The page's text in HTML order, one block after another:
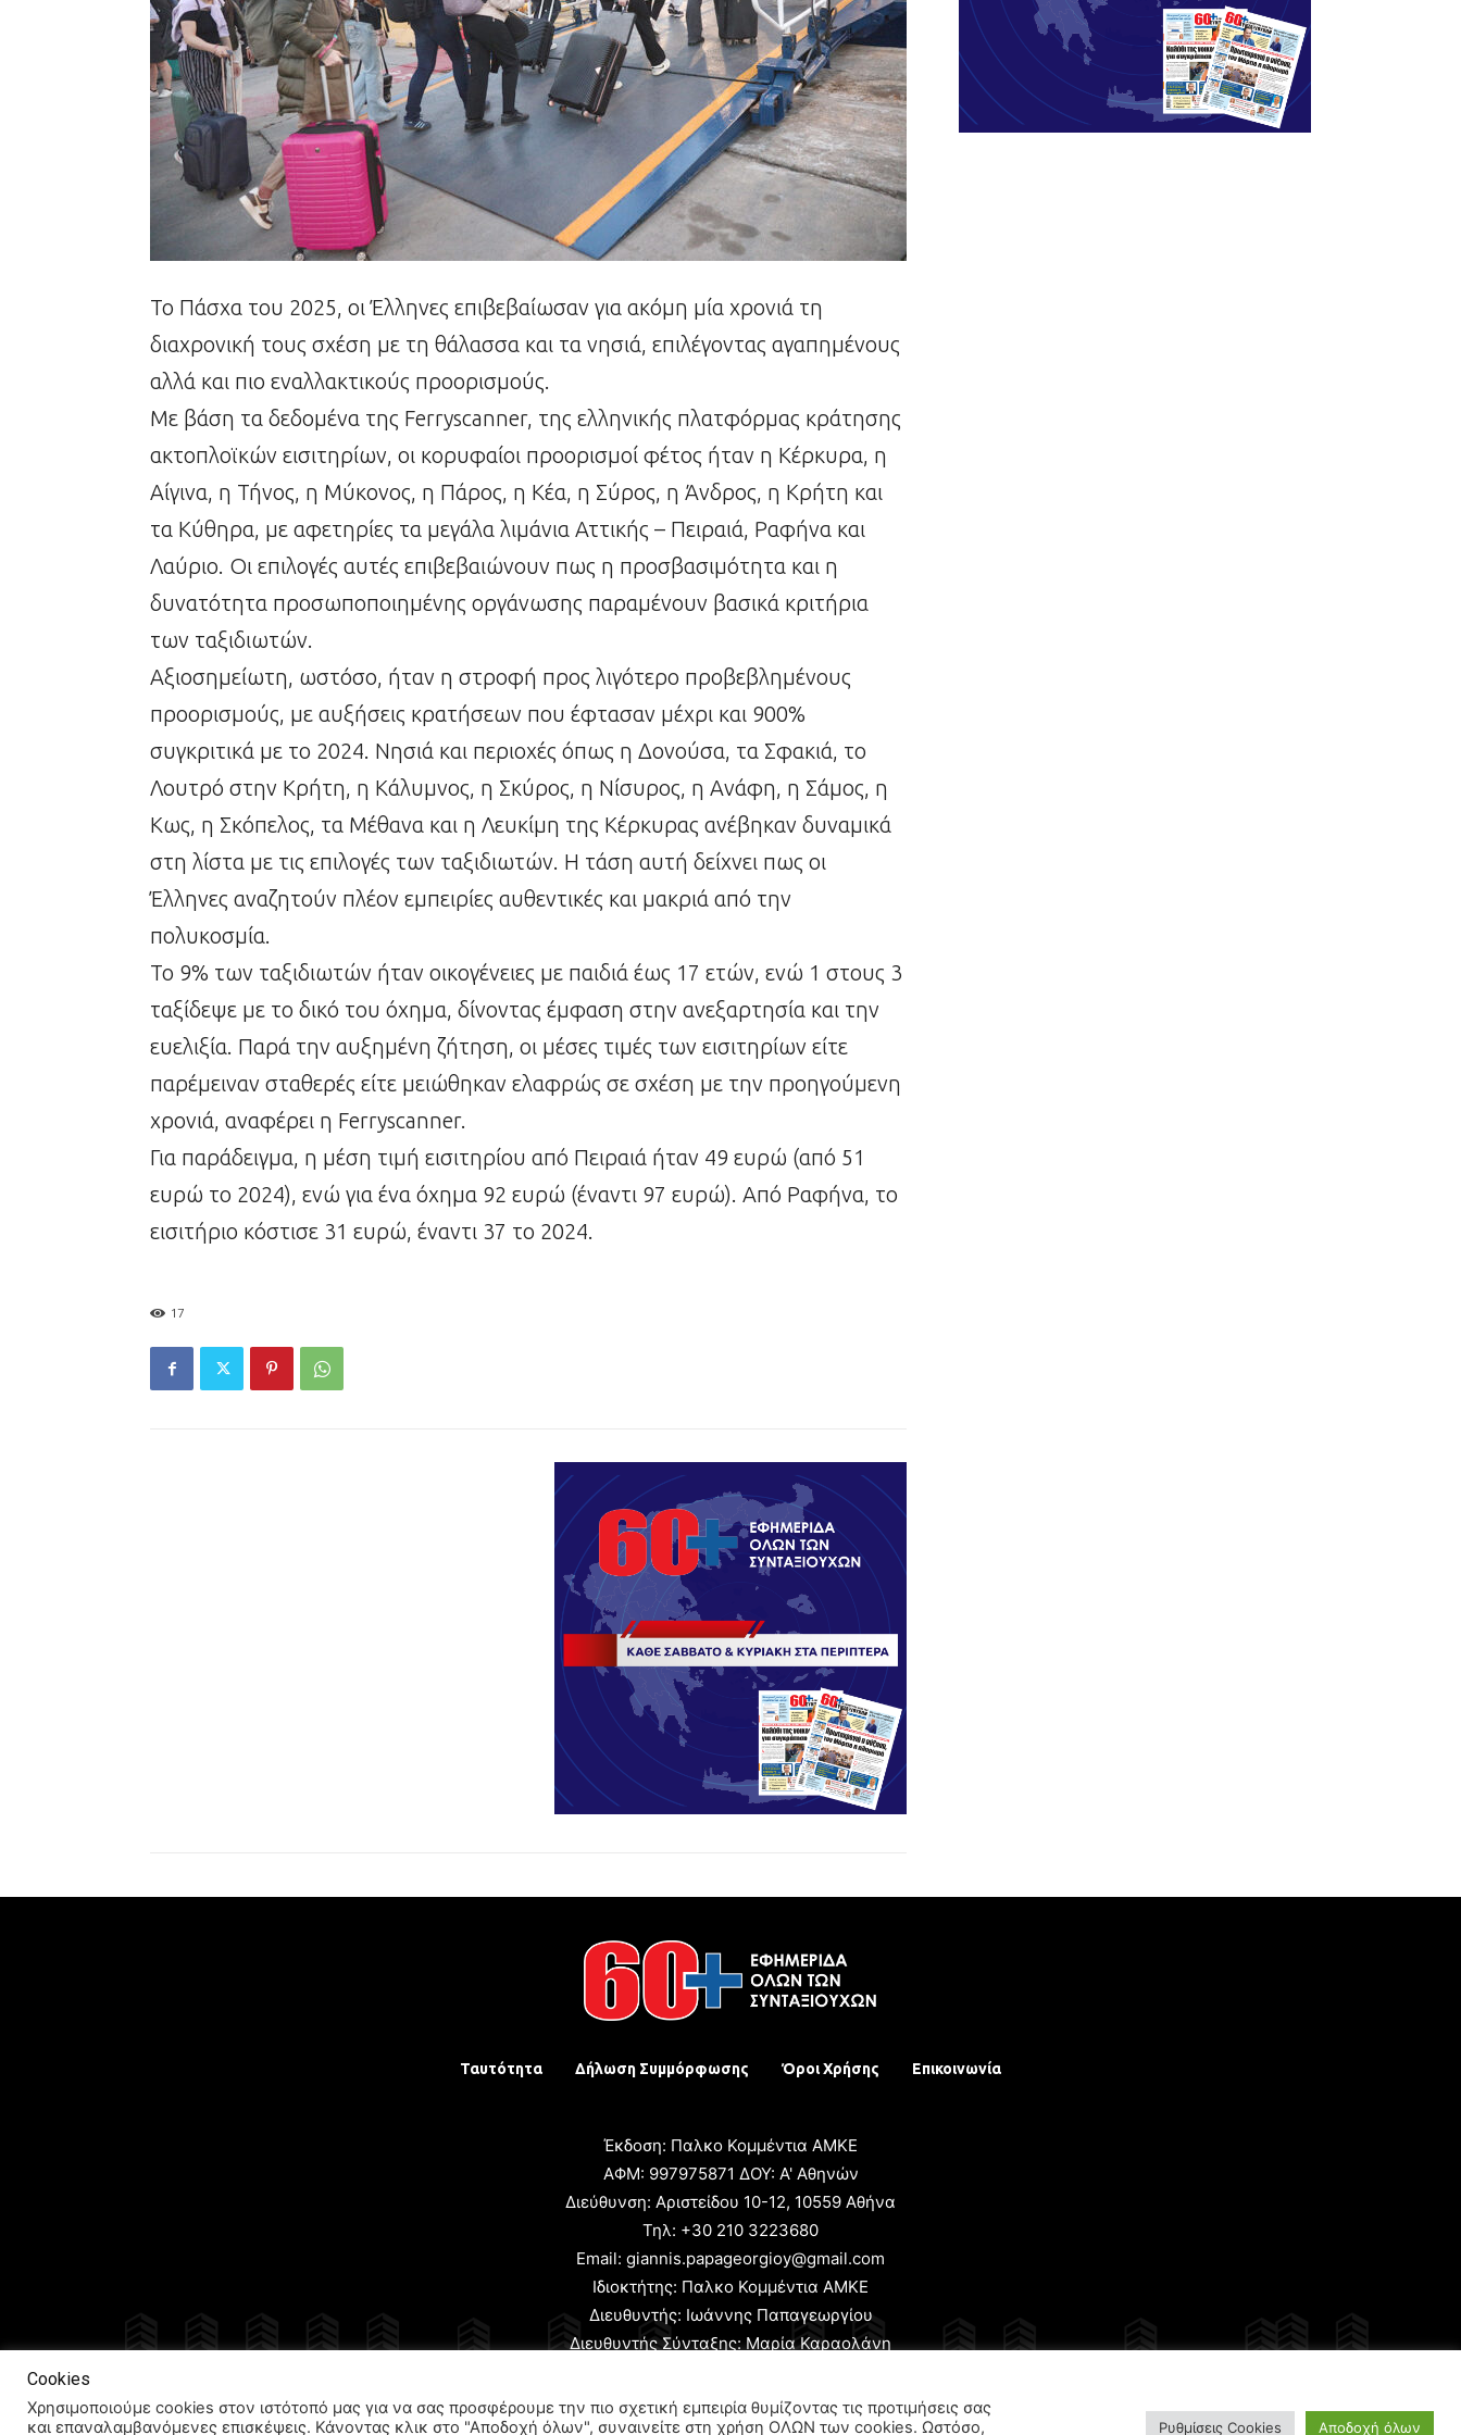
Το Πάσχα του 2025, οι Έλληνες επιβεβαίωσαν για ακόμη μία χρονιά τη
διαχρονική τους σχέση με τη θάλασσα και τα νησιά, επιλέγοντας αγαπημένους
αλλά και πιο εναλλακτικούς προορισμούς.
Με βάση τα δεδομένα της Ferryscanner, της ελληνικής πλατφόρμας κράτησης
ακτοπλοϊκών εισιτηρίων, οι κορυφαίοι προορισμοί φέτος ήταν η Κέρκυρα, η
Αίγινα, η Τήνος, η Μύκονος, η Πάρος, η Κέα, η Σύρος, η Άνδρος, η Κρήτη και
τα Κύθηρα, με αφετηρίες τα μεγάλα λιμάνια Αττικής – Πειραιά, Ραφήνα και
Λαύριο. Οι επιλογές αυτές επιβεβαιώνουν πως η προσβασιμότητα και η
δυνατότητα προσωποποιημένης οργάνωσης παραμένουν βασικά κριτήρια
των ταξιδιωτών.
Αξιοσημείωτη, ωστόσο, ήταν η στροφή προς λιγότερο προβεβλημένους
προορισμούς, με αυξήσεις κρατήσεων που έφτασαν μέχρι και 900%
συγκριτικά με το 2024. Νησιά και περιοχές όπως η Δονούσα, τα Σφακιά, το
Λουτρό στην Κρήτη, η Κάλυμνος, η Σκύρος, η Νίσυρος, η Ανάφη, η Σάμος, η
Κως, η Σκόπελος, τα Μέθανα και η Λευκίμη της Κέρκυρας ανέβηκαν δυναμικά
στη λίστα με τις επιλογές των ταξιδιωτών. Η τάση αυτή δείχνει πως οι
Έλληνες αναζητούν πλέον εμπειρίες αυθεντικές και μακριά από την
πολυκοσμία.
Το 9% των ταξιδιωτών ήταν οικογένειες με παιδιά έως 17 ετών, ενώ 1 στους 3
ταξίδεψε με το δικό του όχημα, δίνοντας έμφαση στην ανεξαρτησία και την
ευελιξία. Παρά την αυξημένη ζήτηση, οι μέσες τιμές των εισιτηρίων είτε
παρέμειναν σταθερές είτε μειώθηκαν ελαφρώς σε σχέση με την προηγούμενη
χρονιά, αναφέρει η Ferryscanner.
Για παράδειγμα, η μέση τιμή εισιτηρίου από Πειραιά ήταν 49 ευρώ (από 51
ευρώ το 2024), ενώ για ένα όχημα 92 ευρώ (έναντι 97 ευρώ). Από Ραφήνα, το
εισιτήριο κόστισε 31 ευρώ, έναντι 37 το 2024.
17
Ταυτότητα Δήλωση Συμμόρφωσης Όροι Χρήσης Επικοινωνία
Έκδοση: Παλκο Κομμέντια ΑΜΚΕ
ΑΦΜ: 997975871 ΔΟΥ: Α' Αθηνών
Διεύθυνση: Αριστείδου 10-12, 10559 Αθήνα
Τηλ: +30 210 3223680
Email: giannis.papageorgioy@gmail.com
Ιδιοκτήτης: Παλκο Κομμέντια ΑΜΚΕ
Διευθυντής: Ιωάννης Παπαγεωργίου
Διευθυντής Σύνταξης: Μαρία Καραολάνη
Cookies
Χρησιμοποιούμε cookies στον ιστότοπό μας για να σας προσφέρουμε την πιο σχετική εμπειρία θυμίζοντας τις προτιμήσεις σας
και επαναλαμβανόμενες επισκέψεις. Κάνοντας κλικ στο "Αποδοχή όλων", συναινείτε στη χρήση ΟΛΩΝ των cookies. Ωστόσο,
Ρυθμίσεις Cookies Αποδοχή όλων